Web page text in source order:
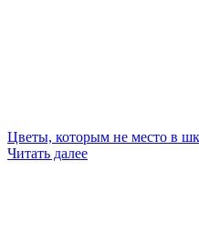
Цветы, которым не место в
Читать далее